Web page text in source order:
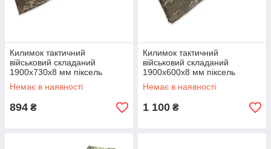
Килимок тактичний
військовий складаний
1900х730х8 мм піксель
Немає в наявності
894 ₴
Килимок тактичний
військовий складаний
1900х600х8 мм піксель
Немає в наявності
1 100 ₴